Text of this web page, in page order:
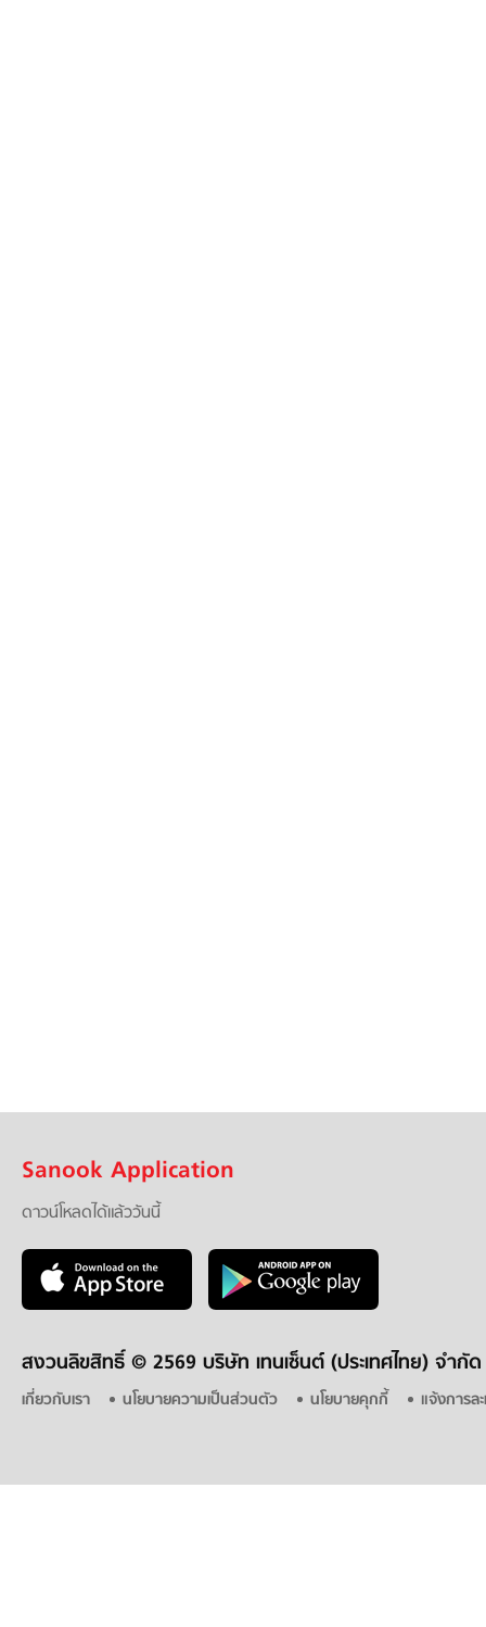
Sanook Application
ดาวน์โหลดได้แล้ววันนี้
สงวนลิขสิทธิ์ © 2569 บริษัท เทนเซ็นต์ (ประเทศไทย) จำกัด
เกี่ยวกับเรา นโยบายความเป็นส่วนตัว นโยบายคุกกี้ แจ้งการล